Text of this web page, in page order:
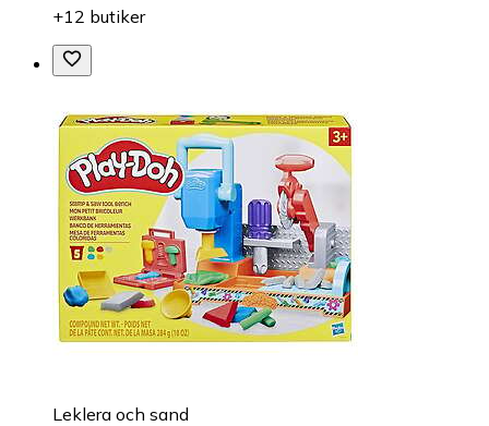
+12 butiker
Leklera och sand